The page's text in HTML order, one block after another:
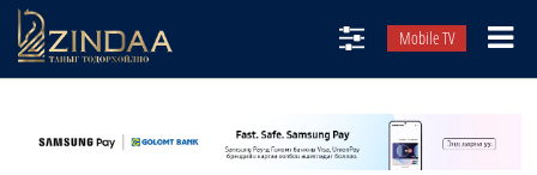
Mobile TV
ТВ8